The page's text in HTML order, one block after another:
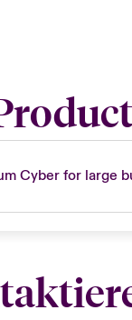
Cyber for large